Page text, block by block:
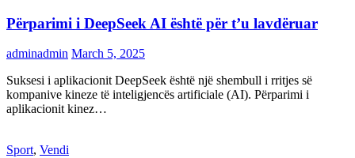
Përparimi i DeepSeek AI është për t’u lavdëruar
adminadmin March 5, 2025
Suksesi i aplikacionit DeepSeek është një shembull i rritjes së
kompanive kineze të inteligjencës artificiale (AI). Përparimi i
aplikacionit kinez…
Sport, Vendi